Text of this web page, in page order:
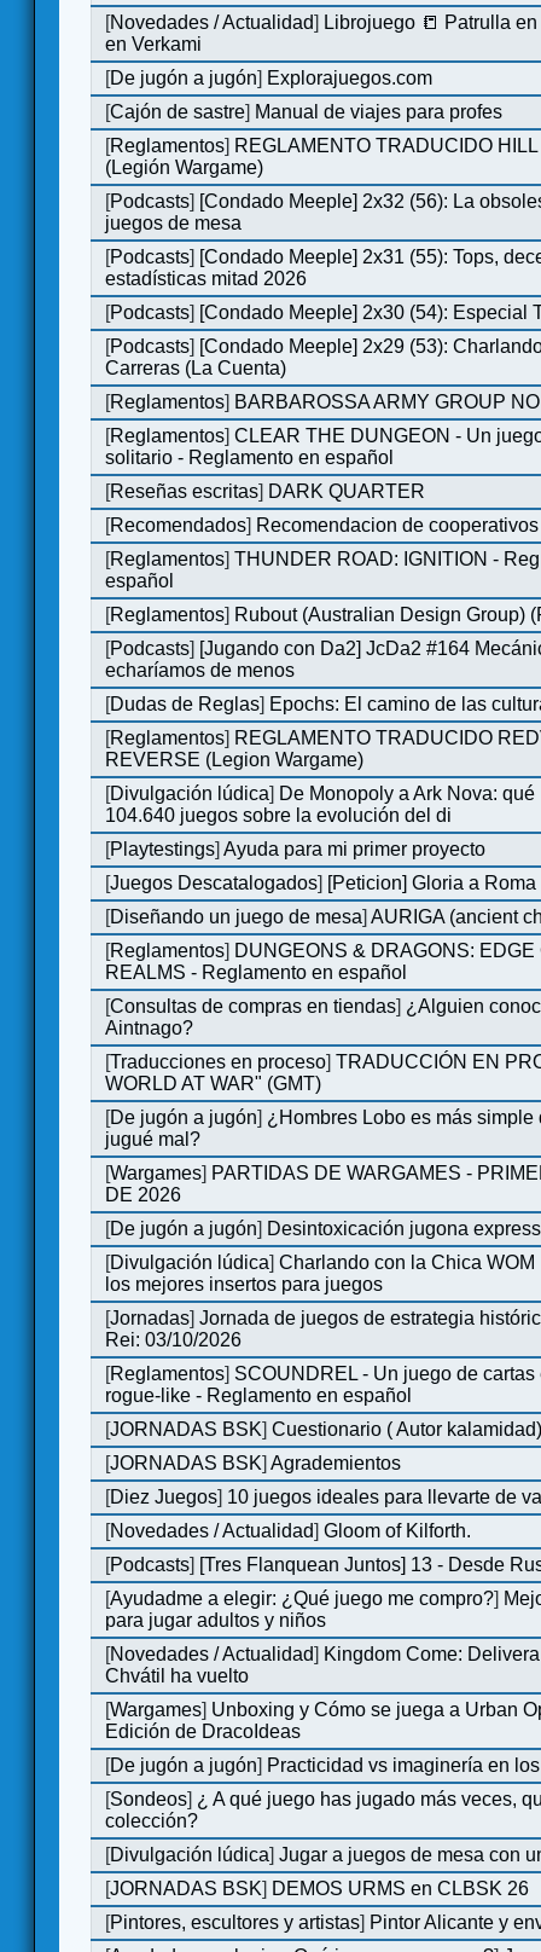
[Novedades / Actualidad] Librojuego 📒 Patrulla
en Verkami
[De jugón a jugón] Explorajuegos.com
[Cajón de sastre] Manual de viajes para profes
[Reglamentos] REGLAMENTO TRADUCIDO
(Legión Wargame)
[Podcasts] [Condado Meeple] 2x32 (56): La
juegos de mesa
[Podcasts] [Condado Meeple] 2x31 (55): Tops,
estadísticas mitad 2026
[Podcasts] [Condado Meeple] 2x30 (54): Especial
[Podcasts] [Condado Meeple] 2x29 (53):
Carreras (La Cuenta)
[Reglamentos] BARBAROSSA ARMY GROUP
[Reglamentos]CLEAR THE DUNGEON - Un
solitario - Reglamento en español
[Reseñas escritas] DARK QUARTER
[Recomendados] Recomendacion de
[Reglamentos]THUNDER ROAD: IGNITION -
español
[Reglamentos] Rubout (Australian Design Group)
[Podcasts] [Jugando con Da2] JcDa2 #164
echaríamos de menos
[Dudas de Reglas] Epochs: El camino de las
[Reglamentos] REGLAMENTO TRADUCIDO
REVERSE (Legion Wargame)
[Divulgación lúdica] De Monopoly a Ark Nova:
104.640 juegos sobre la evolución del di
[Playtestings]Ayuda para mi primer proyecto
[Juegos Descatalogados] [Peticion] Gloria a Roma
[Diseñando un juego de mesa]AURIGA (ancient
[Reglamentos] DUNGEONS & DRAGONS: EDGE
REALMS - Reglamento en español
[Consultas de compras en tiendas] ¿Alguien
Aintnago?
[Traducciones en proceso]TRADUCCIÓN EN
WORLD AT WAR" (GMT)
[De jugón a jugón] ¿Hombres Lobo es más simple
jugué mal?
[Wargames] PARTIDAS DE WARGAMES -
DE 2026
[De jugón a jugón] Desintoxicación jugona express
[Divulgación lúdica]Charlando con la Chica WOM
los mejores insertos para juegos
[Jornadas]Jornada de juegos de estrategia
Rei: 03/10/2026
[Reglamentos] SCOUNDREL - Un juego de cartas
rogue-like - Reglamento en español
[JORNADAS BSK]Cuestionario ( Autor
[JORNADAS BSK]Agrademientos
[Diez Juegos] 10 juegos ideales para llevarte de
[Novedades / Actualidad]Gloom of Kilforth.
[Podcasts] [Tres Flanquean Juntos] 13 - Desde
[Ayudadme a elegir: ¿Qué juego me compro?]
para jugar adultos y niños
[Novedades / Actualidad] Kingdom Come:
Chvátil ha vuelto
[Wargames] Unboxing y Cómo se juega a Urban
Edición de DracoIdeas
[De jugón a jugón] Practicidad vs imaginería en
[Sondeos] ¿ A qué juego has jugado más veces,
colección?
[Divulgación lúdica]Jugar a juegos de mesa con
[JORNADAS BSK] DEMOS URMS en CLBSK 26
[Pintores, escultores y artistas] Pintor Alicante y